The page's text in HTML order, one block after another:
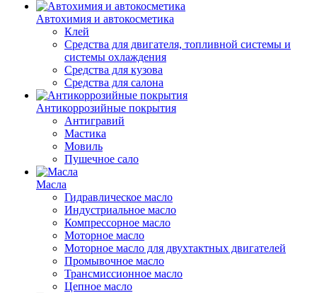
Автохимия и автокосметика
Клей
Средства для двигателя, топливной системы и
системы охлаждения
Средства для кузова
Средства для салона
Антикоррозийные покрытия
Антигравий
Мастика
Мовиль
Пушечное сало
Масла
Гидравлическое масло
Индустриальное масло
Компрессорное масло
Моторное масло
Моторное масло для двухтактных двигателей
Промывочное масло
Трансмиссионное масло
Цепное масло